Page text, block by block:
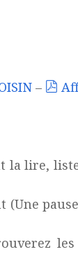
–
la lire,
(Une